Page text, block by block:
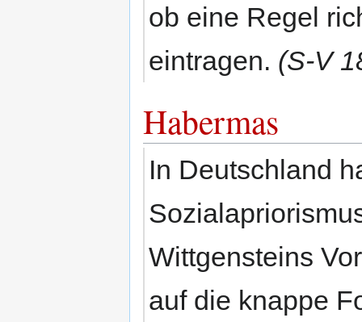
ob eine Regel
eintragen. (S-V
Habermas
In Deutschland
Wittgensteins
auf die knappe